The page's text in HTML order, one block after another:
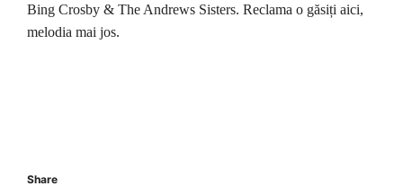
Bing Crosby & The Andrews Sisters. Reclama o găsiți aici,
melodia mai jos.
Share